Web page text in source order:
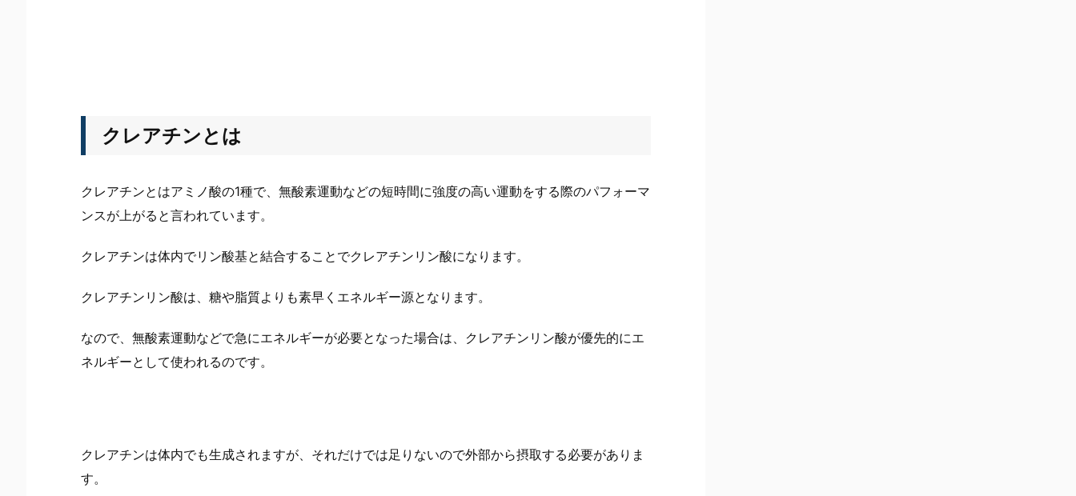
クレアチンとは
クレアチンとはアミノ酸の1種で、無酸素運動などの短時間に強度の高い運動をする際のパフォーマ
ンスが上がると言われています。
クレアチンは体内でリン酸基と結合することでクレアチンリン酸になります。
クレアチンリン酸は、糖や脂質よりも素早くエネルギー源となります。
なので、無酸素運動などで急にエネルギーが必要となった場合は、クレアチンリン酸が優先的にエ
ネルギーとして使われるのです。
クレアチンは体内でも生成されますが、それだけでは足りないので外部から摂取する必要がありま
す。